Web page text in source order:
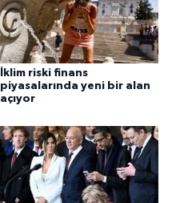
İklim riski finans
piyasalarında yeni bir alan
açıyor